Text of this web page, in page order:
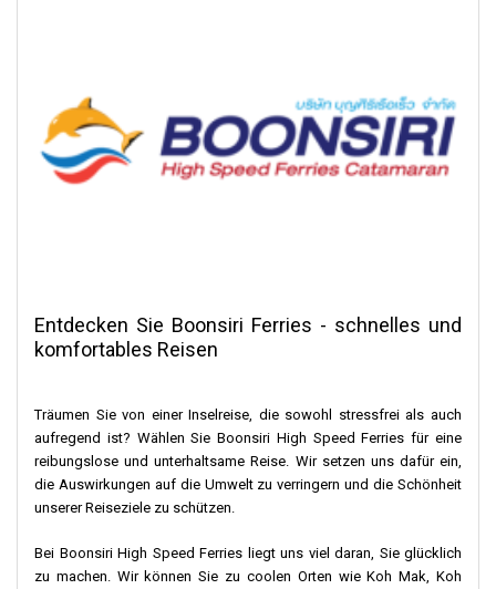
Entdecken Sie Boonsiri Ferries - schnelles und
komfortables Reisen
Träumen Sie von einer Inselreise, die sowohl stressfrei als auch
aufregend ist? Wählen Sie Boonsiri High Speed Ferries für eine
reibungslose und unterhaltsame Reise. Wir setzen uns dafür ein,
die Auswirkungen auf die Umwelt zu verringern und die Schönheit
unserer Reiseziele zu schützen.
Bei Boonsiri High Speed Ferries liegt uns viel daran, Sie glücklich
zu machen. Wir können Sie zu coolen Orten wie Koh Mak, Koh